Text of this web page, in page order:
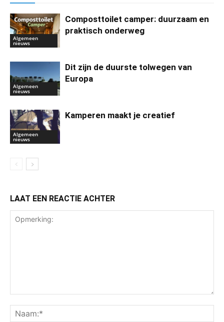
Algemeen
nieuws
Composttoilet camper: duurzaam en
praktisch onderweg
Algemeen
nieuws
Dit zijn de duurste tolwegen van
Europa
Algemeen
nieuws
Kamperen maakt je creatief
LAAT EEN REACTIE ACHTER